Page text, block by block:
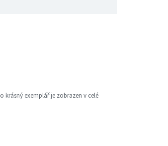
exemplář je zobrazen v celé